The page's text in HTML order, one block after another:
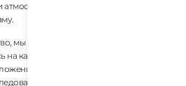
сообщества значительно
мы изучили самые уважаемые залы
качестве тренерства, культуре
по восстановлению,
программирования и